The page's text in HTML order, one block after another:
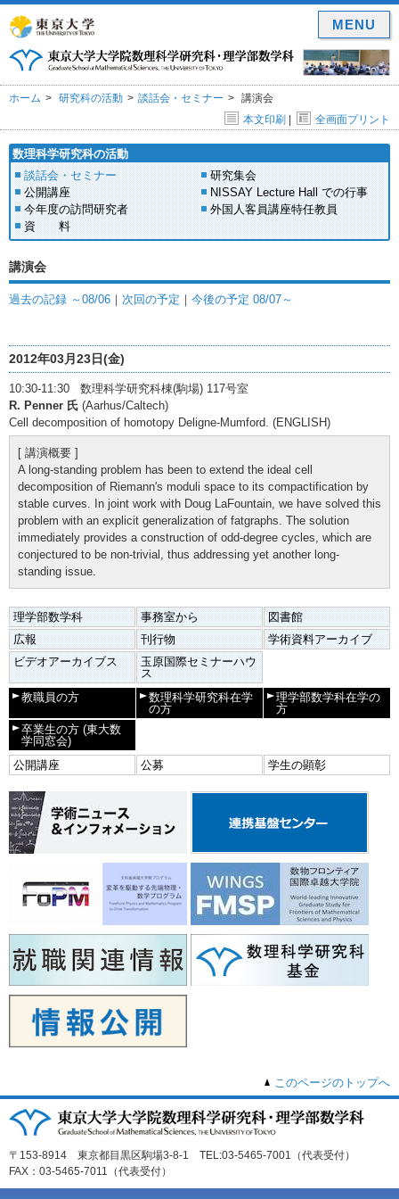
ホーム 研究科の活動 談話会・セミナー
講演会
本文印刷 | 全画面プリント
数理科学研究科の活動
談話会・セミナー
研究集会
公開講座
NISSAY Lecture Hall での行事
今年度の訪問研究者
外国人客員講座特任教員
資 料
講演会
過去の記録 ～08/06 ｜ 次回の予定 ｜ 今後の予定 08/07～
2012年03月23日(金)
10:30-11:30 数理科学研究科棟(駒場) 117号室
R. Penner 氏 (Aarhus/Caltech)
Cell decomposition of homotopy Deligne-Mumford. (ENGLISH)
[ 講演概要 ]
A long-standing problem has been to extend the ideal cell
decomposition of Riemann's moduli space to its compactification by
stable curves. In joint work with Doug LaFountain, we have solved this
problem with an explicit generalization of fatgraphs. The solution
immediately provides a construction of odd-degree cycles, which are
conjectured to be non-trivial, thus addressing yet another long-
standing issue.
理学部数学科 事務室から
図書館
広報
刊行物
学術資料アーカイブ
ビデオアーカイブス
玉原国際セミナーハウ
ス
教職員の方
数理科学研究科在学
の方
理学部数学科在学の
方
卒業生の方 (東大数
学同窓会)
公開講座
公募 学生の顕彰
このページのトップへ
〒153-8914 東京都目黒区駒場3-8-1 TEL:03-5465-7001（代表受付）
FAX：03-5465-7011（代表受付）
MENU